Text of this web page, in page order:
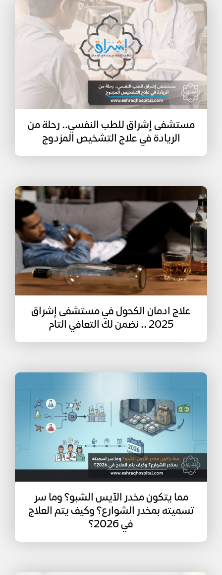
مستشفى إشراق للطب النفسي.. رحلة من
الريادة في علاج التشخيص المزدوج
علاج ادمان الكحول في مستشفى إشراق
2025 .. نضمن لك التعافي التام
مما يتكون مخدر الآيس الشبو؟ وما سر
تسميته بمخدر الشوارع؟ وكيف يتم العلاج
في 2026؟